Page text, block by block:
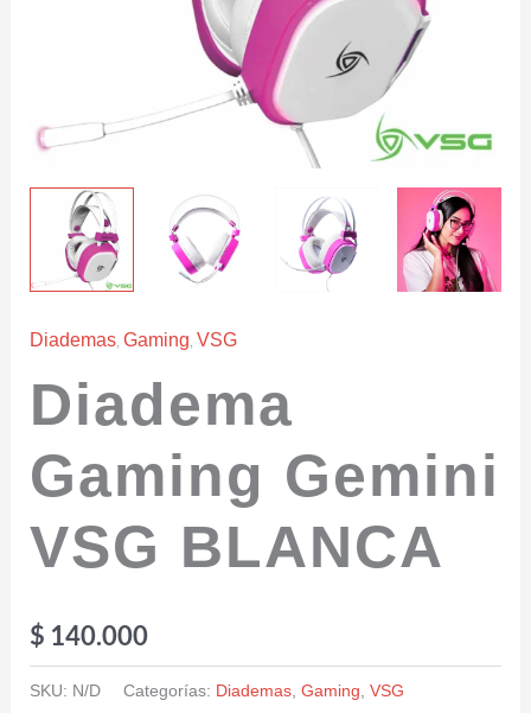
Diademas, Gaming, VSG
Diadema
Gaming Gemini
VSG BLANCA
$ 140.000
SKU: N/D Categorías: Diademas, Gaming VSG